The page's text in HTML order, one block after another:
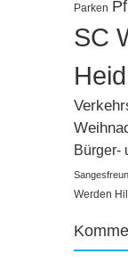
Parken
SC
Bürger-
Werden